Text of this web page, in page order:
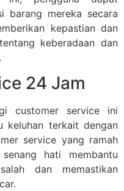
barang mereka secara
kepastian dan
keberadaan dan
24 Jam
customer service ini
keluhan terkait dengan
service yang ramah
hati membantu
dan memastikan